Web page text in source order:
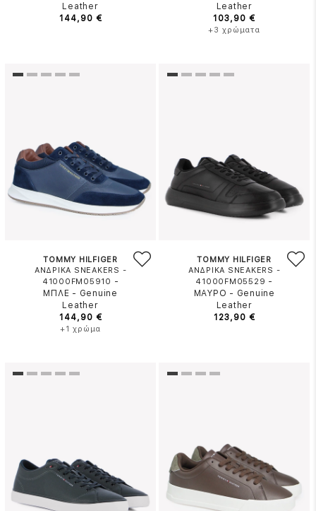
Leather
144,90 €
Leather
103,90 €
+3 χρώματα
TOMMY HILFIGER
ΑΝΔΡΙΚΑ SNEAKERS -
41000FM05910 -
ΜΠΛΕ - Genuine
Leather
144,90 €
+1 χρώμα
TOMMY HILFIGER
ΑΝΔΡΙΚΑ SNEAKERS -
41000FM05529 -
ΜΑΥΡΟ - Genuine
Leather
123,90 €